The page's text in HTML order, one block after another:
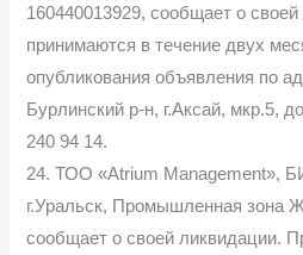
160440013929, сообщает о
принимаются в течение двух
опубликования объявления по
Бурлинский р-н, г.Аксай, мкр.5,
240 94 14.
24. ТОО «Atrium Management»,
г.Уральск, Промышленная зона
сообщает о своей ликвидации.